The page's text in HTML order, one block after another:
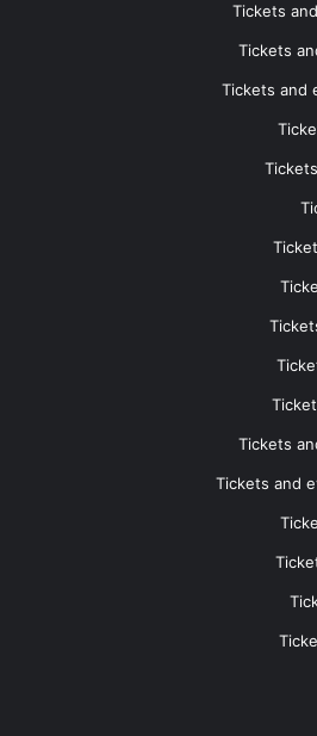
Tickets
Tickets
Tickets and
Tickets
Tickets and